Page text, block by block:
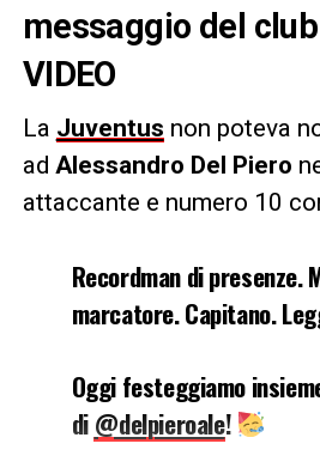
messaggio del club
VIDEO
La Juventus non poteva
ad Alessandro Del Piero
attaccante e numero 10
Recordman di presenze.
marcatore. Capitano.
Oggi festeggiamo
di@delpieroale!